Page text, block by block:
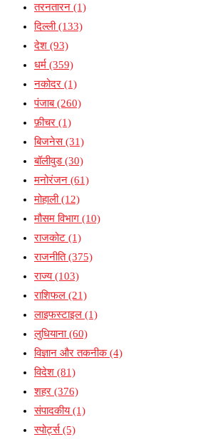
तरनतारन (1)
दिल्ली(133)
देश (93)
धर्म (359)
नकोदर (1)
पंजाब(260)
फ़ीचर (1)
बिजनेस(31)
बॉलीवुड(30)
मनोरंजन (61)
मोहाली(12)
मौसम विभाग (10)
राजकोट (1)
राजनीति(375)
राज्य(103)
राशिफल (21)
लाइफस्टाइल (1)
लुधियाना(60)
विज्ञान और तकनीक(4)
विदेश (81)
शहर (376)
संपादकीय(1)
स्पोर्ट्स(5)